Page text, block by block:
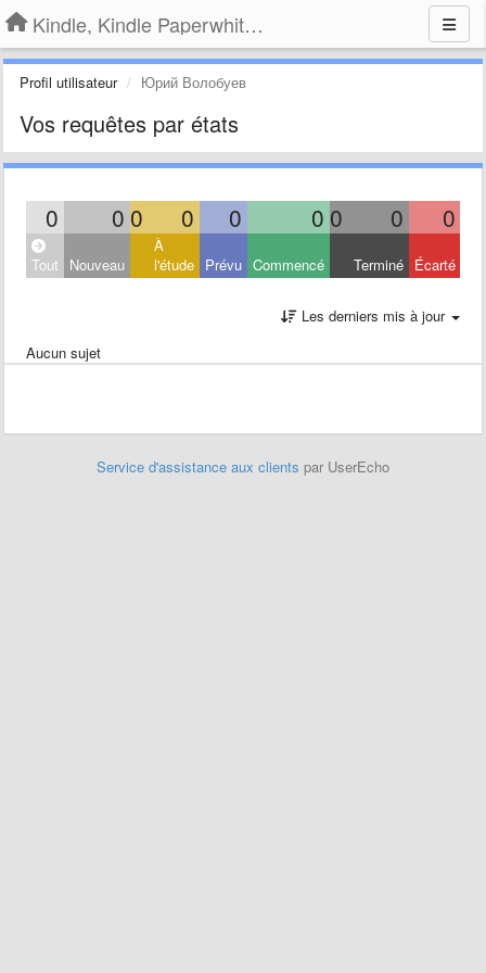
Kindle, Kindle Paperwhite, Kindle Voyage
Profil utilisateur Юрий Волобуев
Vos requêtes par états
0 0 0 0 0 0 0 0 0
Tout Nouveau
À
l'étude Prévu Commencé Terminé Écarté
Les derniers mis à jour
Aucun sujet
Service d'assistance aux clients par UserEcho